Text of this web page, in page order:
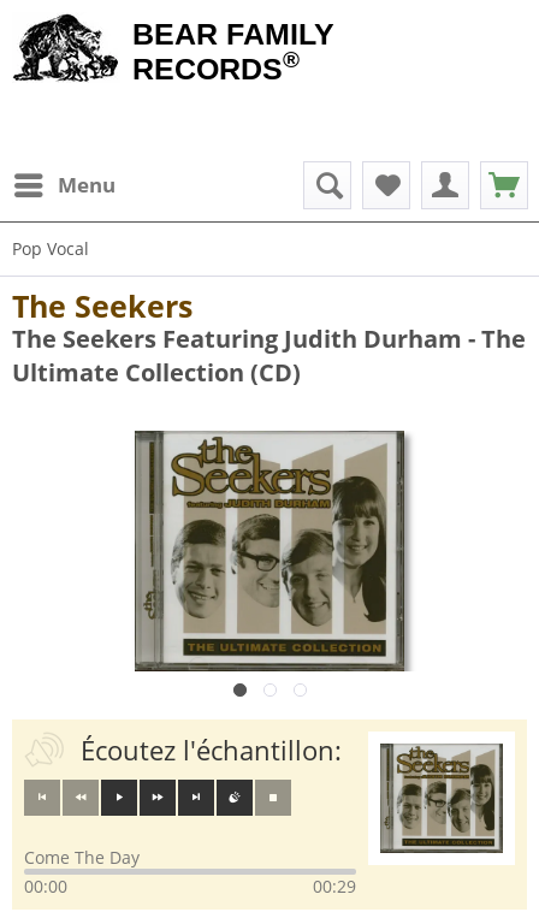
BEAR FAMILY
RECORDS®
Menu
Pop Vocal
The Seekers
The Seekers Featuring Judith Durham - The
Ultimate Collection (CD)
Écoutez l'échantillon:
Come The Day
00:00
00:29